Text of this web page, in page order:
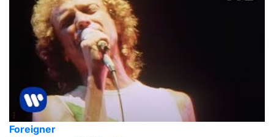
Foreigner